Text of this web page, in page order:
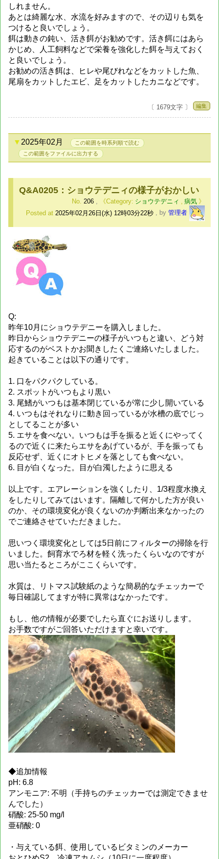
しれません。
あとは綺麗な水、水流を好みますので、その辺りも気を
つけると良いでしょう。
餌は動きの鈍い、活き餌がお勧めです。活き餌にはあら
かじめ、人工飼料などで栄養を強化した餌を与えておく
と良いでしょう。
お勧めの活き餌は、ヒレや尾びれなどをカットした魚、
尾扇をカットしたエビ、足をカットしたカニなどです。
〔 1679文字 〕 編集
2025年02月
この範囲を時系列順で読む
この範囲をファイルに出力する
Q&A0205：ショウテデニィの様子がおかしい
No. 206 , ショウテデニィ , 病気
Posted at 2025年02月26日(水) 12時03分22秒 , by 管理者
Q:
昨年10月にショウテデニーを購入しました。
昨日からショウテデニーの様子がいつもと違い、どう対
応するのがベストかお聞きしたくご連絡いたしました。
起きていることは以下の通りです。
1. 口をパクパクしている。
2. スポットがいつもより黒い
3. 尾鰭がいつもは基本閉じているが常に少し開いている
4. いつもはそれなりに動き回っているが水槽の底でじっ
としてることが多い
5. エサを食べない。いつもは手を振ると近くにやってく
るので近くに来たらエサをあげているが、手を振っても
反応せず、近くにオトヒメを落としても食べない。
6. 目が白くなった。目が白濁したように思える
以上です。エアレーションを強くしたり、1/3程度水換え
をしたりしてみてはいます。隔離して何かした方が良い
のか、その環境変化が良くないのか判断出来なかったの
でご連絡させていただきました。
思いつく環境変化としては5日前にフィルターの掃除を行
いました。飼育水でろ材を軽く洗ったくらいなのですが
思い当たるところがここくらいです。
水質は、リトマス試験紙のような簡易的なチェッカーで
毎日確認してますが特に異常はなかったです。
もし、他の情報が必要でしたら直ぐにお送りします。
お手数ですがご回答いただけますと幸いです。
◆追加情報
pH: 6.8
アンモニア: 不明（手持ちのチェッカーでは測定できませ
んでした）
硝酸: 25-50 mg/l
亜硝酸: 0
・与えている餌、使用しているビタミンのメーカー